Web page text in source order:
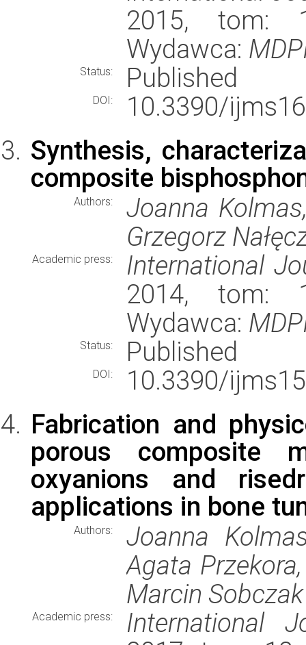
2015, tom:
Wydawca:
Status: Published
DOI:
10.3390/
Synthesis,
composite
Authors:
Joanna
Grzegorz
Academic press:
International
2014, tom:
Wydawca:
Status: Published
DOI:
10.3390/
Fabrication and
porous composite
oxyanions and
applications in bone
Authors:
Joanna
Agata
Marcin Sobczak
Academic press:
International